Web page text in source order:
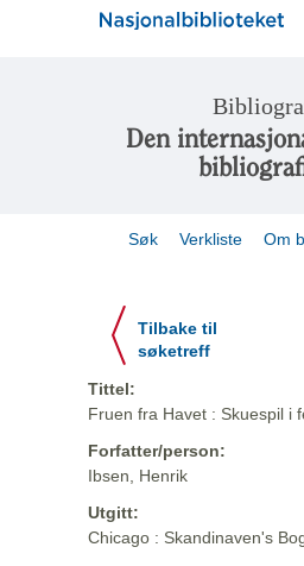
Den
Søk Verkliste Om
Tilbake til
søketreff
Tittel:
Fruen fra Havet : Skuespil i
Forfatter/person:
Ibsen, Henrik
Utgitt:
Chicago : Skandinaven's